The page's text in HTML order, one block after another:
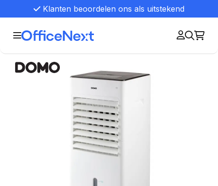
Klanten beoordelen ons als uitstekend